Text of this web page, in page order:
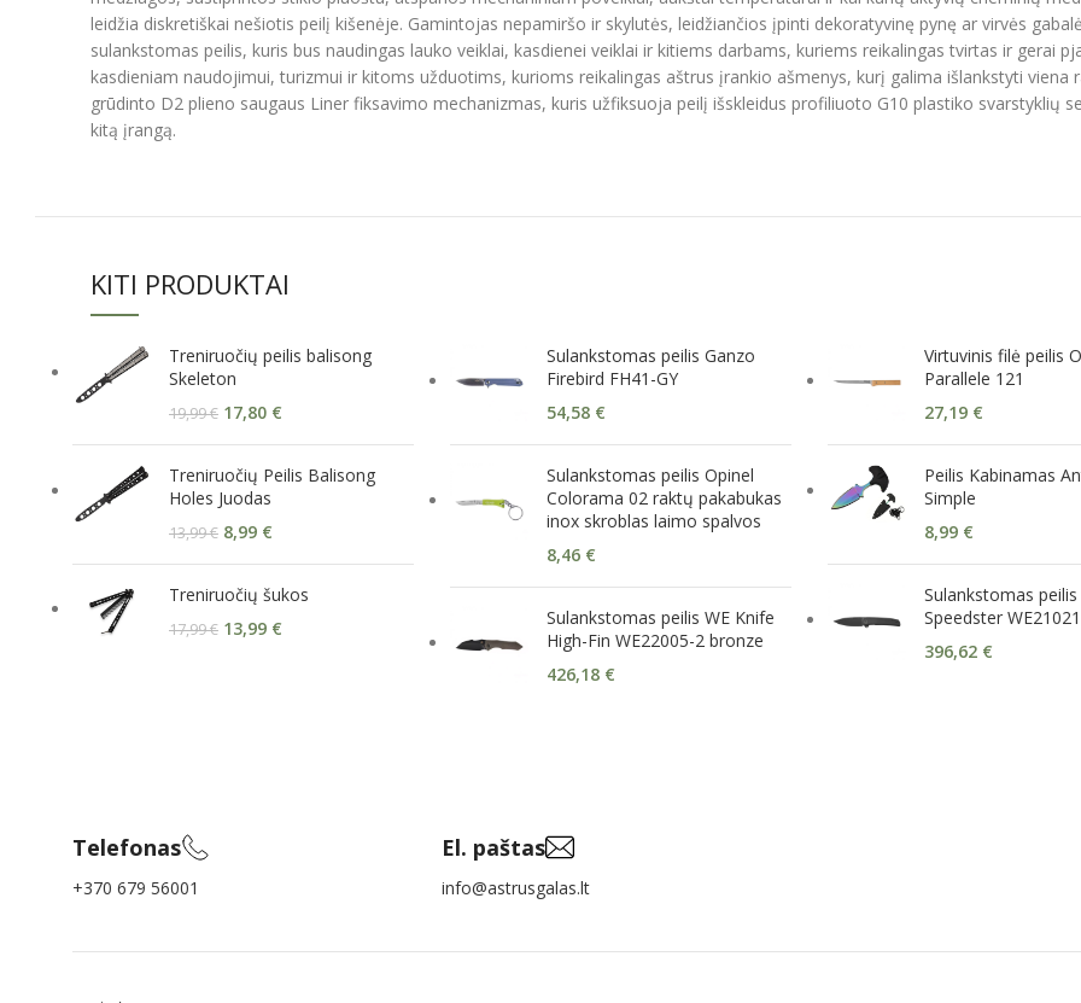
leidžia diskretiškai nešiotis peilį kišenėje. Gamintojas nepamiršo ir skylutės, leidžiančios įpinti dekoratyvinę pynę ar virvės
sulankstomas peilis, kuris bus naudingas lauko veiklai, kasdienei veiklai ir kitiems darbams, kuriems reikalingas tvirtas ir gerai
kasdieniam naudojimui, turizmui ir kitoms užduotims, kurioms reikalingas aštrus įrankio ašmenys, kurį galima išlankstyti
grūdinto D2 plieno saugaus Liner fiksavimo mechanizmas, kuris užfiksuoja peilį išskleidus profiliuoto G10 plastiko svarstyklių
kitą įrangą.
KITI PRODUKTAI
Treniruočių peilis balisong
Skeleton
19,99€ 17,80 €
Treniruočių Peilis Balisong
Holes Juodas
13,99€ 8,99 €
Treniruočių šukos
17,99€ 13,99 €
Sulankstomas peilis Ganzo
Firebird FH41-GY
54,58 €
Sulankstomas peilis Opinel
Colorama 02 raktų pakabukas
inox skroblas laimo spalvos
8,46 €
Sulankstomas peilis WE Knife
High-Fin WE22005-2 bronze
426,18 €
Virtuvinis filė peilis
Parallele 121
27,19 €
Peilis Kabinamas
Simple
8,99 €
Sulankstomas
Speedster
396,62 €
Telefonas
+370 679 56001
El. paštas
info@astrusgalas.lt